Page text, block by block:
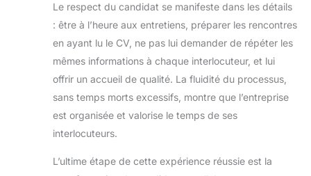
Le respect du candidat se manifeste dans les détails
: être à l’heure aux entretiens, préparer les rencontres
en ayant lu le CV, ne pas lui demander de répéter les
mêmes informations à chaque interlocuteur, et lui
offrir un accueil de qualité. La fluidité du processus,
sans temps morts excessifs, montre que l’entreprise
est organisée et valorise le temps de ses
interlocuteurs.
L’ultime étape de cette expérience réussie est la